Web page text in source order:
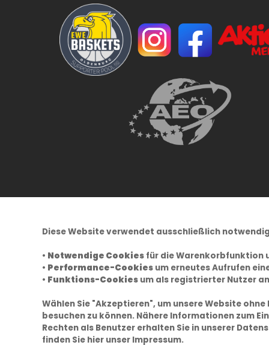
Diese Website verwendet ausschließlich
• Notwendige Cookies für die Warenkorbfunktion
• Performance-Cookies um erneutes Aufrufen
• Funktions-Cookies um als registrierter Nutzer
Wählen Sie "Akzeptieren", um unsere Website
besuchen zu können. Nähere Informationen zum
Rechten als Benutzer erhalten Sie in unserer
finden Sie hier unser Impressum.